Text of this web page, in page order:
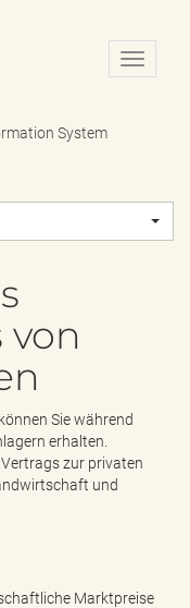
N
a
o
u
s
l
System
von
Sie während
erhalten.
zur privaten
und
Marktpreise